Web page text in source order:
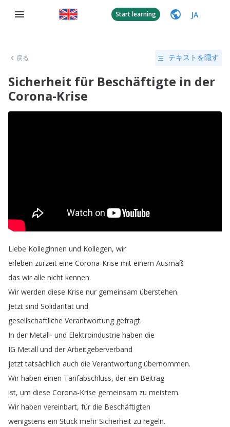
Start learning JA
戻る テキストを隠す
Sicherheit für Beschäftigte in der
Corona-Krise
Liebe Kolleginnen und Kollegen, wir
erleben zurzeit eine Corona-Krise mit einem Ausmaß
das wir alle nicht kennen.
Wir werden diese Krise nur gemeinsam überstehen.
Jetzt sind Solidarität und
gesellschaftliche Verantwortung gefragt.
In der Metall- und Elektroindustrie haben die
IG Metall und der Arbeitgeberverband
jetzt tatsächlich auch die Verantwortung übernommen.
Wir haben einen Tarifabschluss, der ein Beitrag
ist, um diese Corona-Krise gemeinsam zu meistern.
Wir haben vereinbart, für die Beschäftigten
wenigstens ein Stück mehr Sicherheit zu regeln.